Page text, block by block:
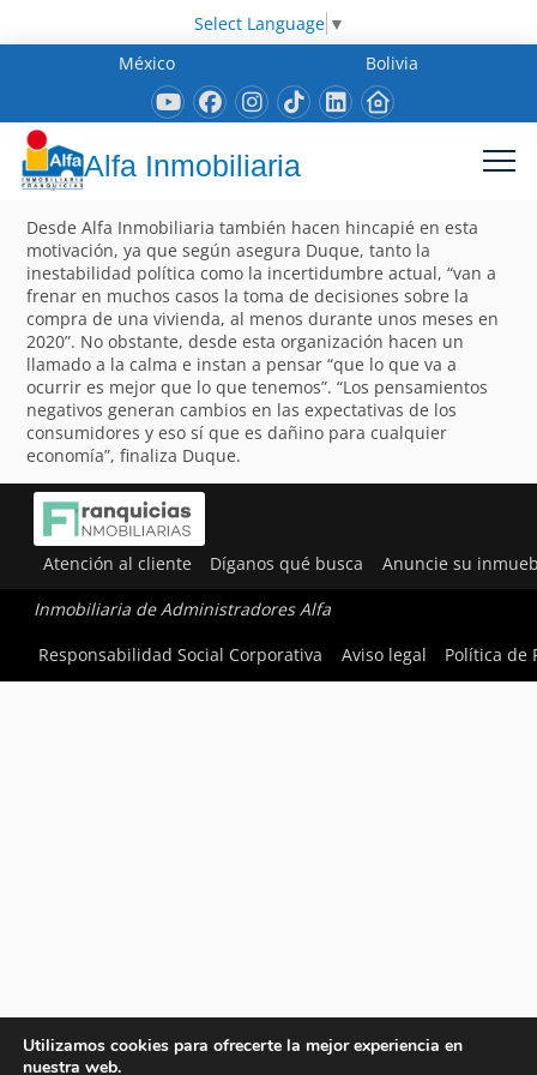
Select Language ▼
México
Bolivia
Alfa Inmobiliaria
Desde Alfa Inmobiliaria también hacen hincapié en esta
motivación, ya que según asegura Duque, tanto la
inestabilidad política como la incertidumbre actual, “van a
frenar en muchos casos la toma de decisiones sobre la
compra de una vivienda, al menos durante unos meses en
2020”. No obstante, desde esta organización hacen un
llamado a la calma e instan a pensar “que lo que va a
ocurrir es mejor que lo que tenemos”. “Los pensamientos
negativos generan cambios en las expectativas de los
consumidores y eso sí que es dañino para cualquier
economía”, finaliza Duque.
Atención al cliente Díganos qué busca Anuncie su
Inmobiliaria de Administradores Alfa
Responsabilidad Social Corporativa
Aviso legal Política de
Utilizamos cookies para ofrecerte la mejor experiencia en
nuestra web.